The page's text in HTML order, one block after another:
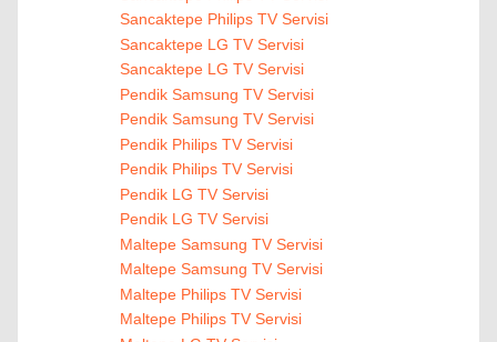
Sancaktepe Philips TV Servisi
Sancaktepe LG TV Servisi
Sancaktepe LG TV Servisi
Pendik Samsung TV Servisi
Pendik Samsung TV Servisi
Pendik Philips TV Servisi
Pendik Philips TV Servisi
Pendik LG TV Servisi
Pendik LG TV Servisi
Maltepe Samsung TV Servisi
Maltepe Samsung TV Servisi
Maltepe Philips TV Servisi
Maltepe Philips TV Servisi